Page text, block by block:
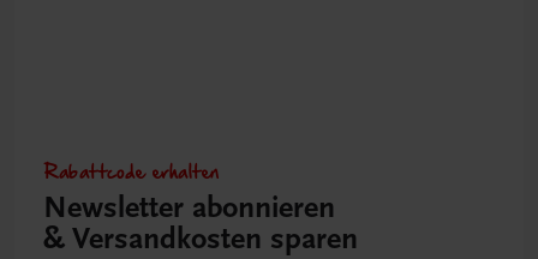
Rabattcode erhalten
Newsletter abonnieren
& Versandkosten sparen